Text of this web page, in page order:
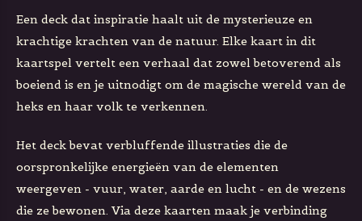
Een deck dat inspiratie haalt uit de mysterieuze en
krachtige krachten van de natuur. Elke kaart in dit
kaartspel vertelt een verhaal dat zowel betoverend als
boeiend is en je uitnodigt om de magische wereld van de
heks en haar volk te verkennen.
Het deck bevat verbluffende illustraties die de
oorspronkelijke energieën van de elementen
weergeven - vuur, water, aarde en lucht - en de wezens
die ze bewonen. Via deze kaarten maak je verbinding